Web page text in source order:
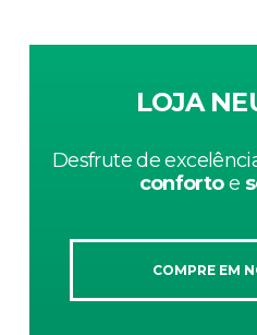
LOJA
Desfrute de
confortoe
COMPRE EM